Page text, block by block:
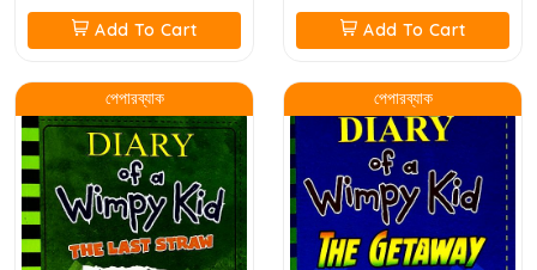
Add To Cart Add To Cart
পেপারব্যাক পেপারব্যাক